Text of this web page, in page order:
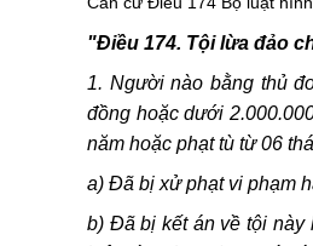
"Điều 174. Tội lừa đảo
1. Người nào bằng thủ
đồng hoặc dưới
năm hoặc phạt tù từ 06
a) Đã bị xử phạt vi phạm
b) Đã bị kết án về tội này